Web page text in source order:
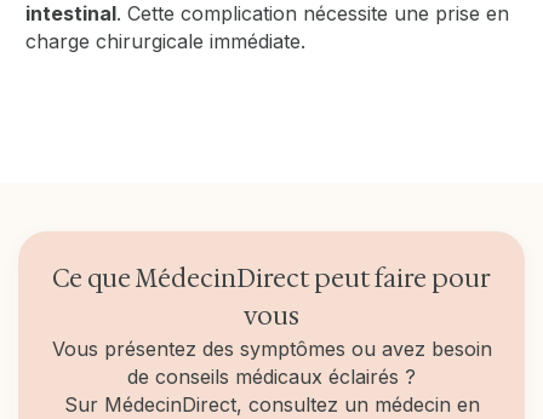
intestinal. Cette complication nécessite une prise en
charge chirurgicale immédiate.
Ce que MédecinDirect peut faire pour
vous
Vous présentez des symptômes ou avez besoin
de conseils médicaux éclairés ?
Sur MédecinDirect, consultez un médecin en